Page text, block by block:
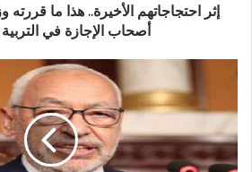
إثر احتجاجاتهم الأخيرة.. هذا ما
أصحاب الإجازة في التربية